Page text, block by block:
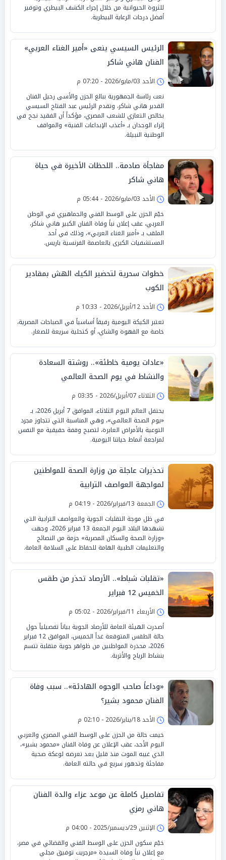
للثروة الحيوانية من خلال إجراء الكشف البيطري وتوفير
أفضل درجات الرعاية البيطرية.
الرئيس السيسي ينعى «أمير الغناء العربي»
الفنان هاني شاكر
الأحد 03/مايو/2026 - 07:20 م
نعت رئاسة الجمهورية ببالغ الحزن والأسى رحيل الفنان
القدير هاني شاكر، وتقدم الرئيس عبد الفتاح السيسي
بخالص التعازي للشعب المصري، مؤكداً أن الفقيد نجح في
إثراء الوجدان بـ «أعذب الإبداعات الفنية» والمواقف
الوطنية النبيلة.
مفاجأة صادمة.. اللحظات الأخيرة في حياة
هاني شاكر
الأحد 03/مايو/2026 - 05:44 م
خيّم الحزن على الوسط الفني والجماهيري في الوطن
العربي، عقب إعلان نبأ وفاة الفنان الكبير هاني شاكر،
الملقب بـ «أمير الغناء العربي»، وذلك في أحد
المستشفيات الكبرى بالعاصمة الفرنسية باريس.
خطوات سحرية لتحضير الكيك الهش بمقادير
الكوب
الأحد 12/أبريل/2026 - 10:33 م
تعتبر الكيكة اليومية رفيقاً أساسياً في الصباحات المصرية،
خاصة مع القهوة والشاي، أو كتحلية سريعة للصغار.
«عادات يومية خاطئة».. روشتة السعادة
والنشاط في يوم الصحة العالمي
الثلاثاء 07/أبريل/2026 - 03:35 م
يحتفل العالم اليوم الثلاثاء، الموافق 7 أبريل 2026، بـ
«يوم الصحة العالمي»، وهي المناسبة التي تتجاوز مجرد
التوعية بالأمراض العابرة، لتصبح وقفة حقيقية مع النفس
لمراجعة أنماط حياتنا اليومية.
تحذيرات عاجلة من وزارة الصحة للمواطنين
لمواجهة العواصف الترابية
الجمعة 13/فبراير/2026 - 04:19 م
في ظل موجة التقلبات الجوية والعواصف الترابية التي
تشهدها البلاد اليوم الجمعة 13 فبراير 2026، وجهت
«وزارة الصحة والسكان المصرية» حزمة من النصائح
والتعليمات الطبية الهامة للحفاظ على السلامة العامة.
«تقلبات شباط».. الأرصاد تحذر من طقس
الخميس 12 فبراير
الأربعاء 11/فبراير/2026 - 05:02 م
أصدرت الهيئة العامة للأرصاد الجوية بياناً تفصيلياً حول
حالة الطقس المتوقعة غداً الخميس، الموافق 12 فبراير
2026، محذرة المواطنين من ظواهر جوية متقلبة تتسم
بنشاط الرياح والأتربة.
«وداعاً صاحب الوجوه الهادئة».. سبب وفاة
الفنان محمود بشير؟
الأحد 18/يناير/2026 - 02:10 م
خيمت حالة من الحزن على الوسط الفني المصري والعربي
اليوم الأحد، عقب الإعلان عن وفاة الفنان «محمود بشير»،
الذي غيبه الموت منذ قليل بعد تعرضه لوعكة صحية
مفاجئة وتدهور سريع في حالته العامة.
تفاصيل كاملة عن موعد عزاء والدة الفنان
هاني رمزي
الإثنين 29/ديسمبر/2025 - 04:00 م
خيّم سكون الحزن على الوسط الفني والقضائي في مصر،
مع إعلان نبأ وفاة السيدة «مرجريت توفيق مجلي